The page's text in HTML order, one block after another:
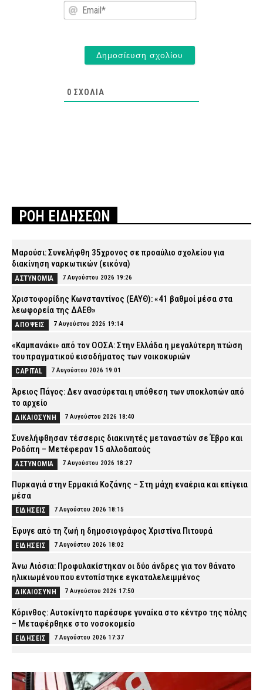
Email*
0 ΣΧΌΛΙΑ
ΡΟΗ ΕΙΔΗΣΕΩΝ
Μαρούσι: Συνελήφθη 35χρονος σε προαύλιο σχολείου για
διακίνηση ναρκωτικών (εικόνα)
ΑΣΤΥΝΟΜΙΑ 7 Αυγούστου 2026 19:26
Χριστοφορίδης Κωνσταντίνος (ΕΑΥΘ): «41 βαθμοί μέσα στα
λεωφορεία της ΔΑΕΘ»
ΑΠΟΨΕΙΣ 7 Αυγούστου 2026 19:14
«Καμπανάκι» από τον ΟΟΣΑ: Στην Ελλάδα η μεγαλύτερη πτώση
του πραγματικού εισοδήματος των νοικοκυριών
CAPITAL 7 Αυγούστου 2026 19:01
Άρειος Πάγος: Δεν ανασύρεται η υπόθεση των υποκλοπών από
το αρχείο
ΔΙΚΑΙΟΣΥΝΗ 7 Αυγούστου 2026 18:40
Συνελήφθησαν τέσσερις διακινητές μεταναστών σε Έβρο και
Ροδόπη – Μετέφεραν 15 αλλοδαπούς
ΑΣΤΥΝΟΜΙΑ 7 Αυγούστου 2026 18:27
Πυρκαγιά στην Ερμακιά Κοζάνης – Στη μάχη εναέρια και επίγεια
μέσα
ΕΙΔΗΣΕΙΣ 7 Αυγούστου 2026 18:15
Έφυγε από τη ζωή η δημοσιογράφος Χριστίνα Πιτουρά
ΕΙΔΗΣΕΙΣ 7 Αυγούστου 2026 18:02
Άνω Λιόσια: Προφυλακίστηκαν οι δύο άνδρες για τον θάνατο
ηλικιωμένου που εντοπίστηκε εγκαταλελειμμένος
ΔΙΚΑΙΟΣΥΝΗ 7 Αυγούστου 2026 17:50
Κόρινθος: Αυτοκίνητο παρέσυρε γυναίκα στο κέντρο της πόλης
– Μεταφέρθηκε στο νοσοκομείο
ΕΙΔΗΣΕΙΣ 7 Αυγούστου 2026 17:37
εμβόλισαν και εξαφανίστηκαν πριν φτάσει η Αστυνομία (βίντεο)
ΑΣΤΥΝΟΜΙΑ 7 Αυγούστου 2026 17:25